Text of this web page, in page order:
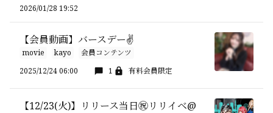
2026/01/28 19:52
【会員動画】バースデー✌️
movie kayo
会員コンテンツ
2025/12/24 06:00
1 有料会員限定
【12/23(火)】リリース当日㊗️リリイベ@